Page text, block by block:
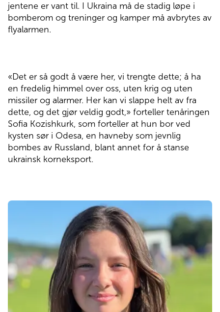
jentene er vant til. I Ukraina må de stadig løpe i
bomberom og treninger og kamper må avbrytes av
flyalarmen.
«Det er så godt å være her, vi trengte dette; å ha
en fredelig himmel over oss, uten krig og uten
missiler og alarmer. Her kan vi slappe helt av fra
dette, og det gjør veldig godt,» forteller tenåringen
Sofia Kozishkurk, som forteller at hun bor ved
kysten sør i Odesa, en havneby som jevnlig
bombes av Russland, blant annet for å stanse
ukrainsk korneksport.